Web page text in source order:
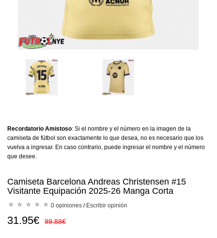
Recordatorio Amistoso: Si el nombre y el número en la imagen de la
camiseta de fútbol son exactamente lo que desea, no es necesario que los
vuelva a ingresar. En caso contrario, puede ingresar el nombre y el número
que desee.
Camiseta Barcelona Andreas Christensen #15
Visitante Equipación 2025-26 Manga Corta
0 opiniones / Escribir opinión
31.95€ 99.88€